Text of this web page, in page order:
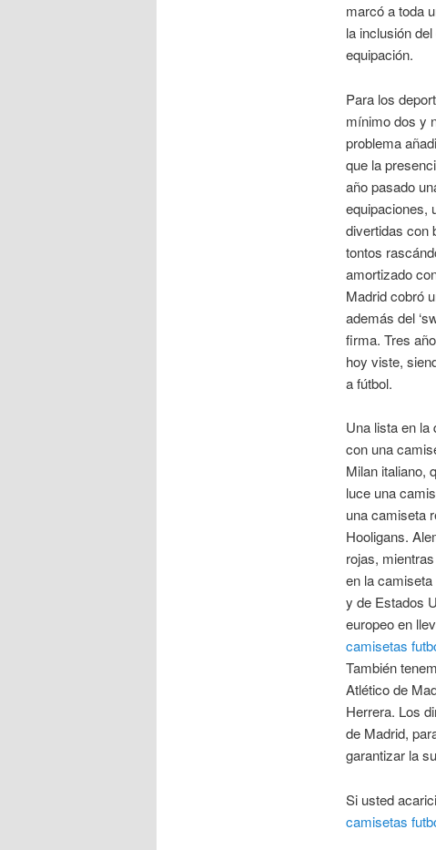
marcó a toda
la inclusión
equipación.
Para los
mínimo dos y
problema
que la
año pasado
equipaciones,
divertidas con
tontos
amortizado
Madrid cobró
además del
firma. Tres
hoy viste,
a fútbol.
Una lista en
con una
Milan italiano,
luce una
una camiseta
Hooligans.
rojas,
en la
y de Estados
europeo en
camisetas
También
Atlético de
Herrera. Los
de Madrid,
garantizar la
Si usted
camisetas